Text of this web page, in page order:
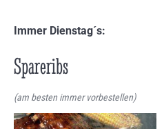
Immer Dienstag´s:
Spareribs
(am besten immer vorbestellen)